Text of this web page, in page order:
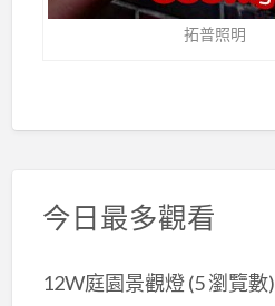
拓普照明
今日最多觀看
12W庭園景觀燈(5 瀏覽數)